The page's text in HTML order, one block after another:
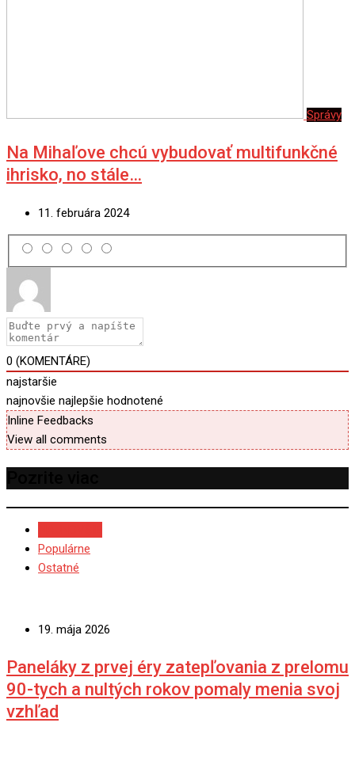
Správy
Na Mihaľove chcú vybudovať multifunkčné
ihrisko, no stále…
11. februára 2024
0 (KOMENTÁRE)
najstaršie
najnovšie najlepšie hodnotené
Inline Feedbacks
View all comments
Populárne
Ostatné
19. mája 2026
Paneláky z prvej éry zatepľovania z prelomu
90-tych a nultých rokov pomaly menia svoj
vzhľad